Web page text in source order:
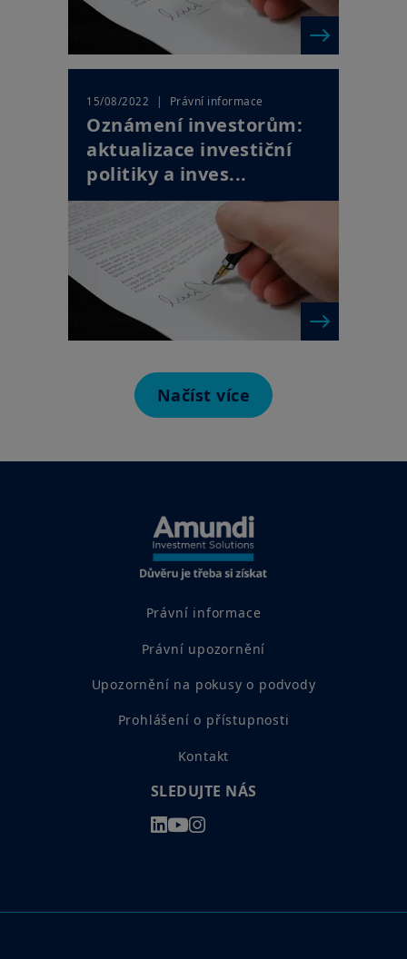
15/08/2022 | Právní informace
Oznámení investorům:
aktualizace investiční
politiky a inves...
Načíst více
Právní informace
Právní upozornění
Upozornění na pokusy o podvody
Prohlášení o přístupnosti
Kontakt
SLEDUJTE NÁS